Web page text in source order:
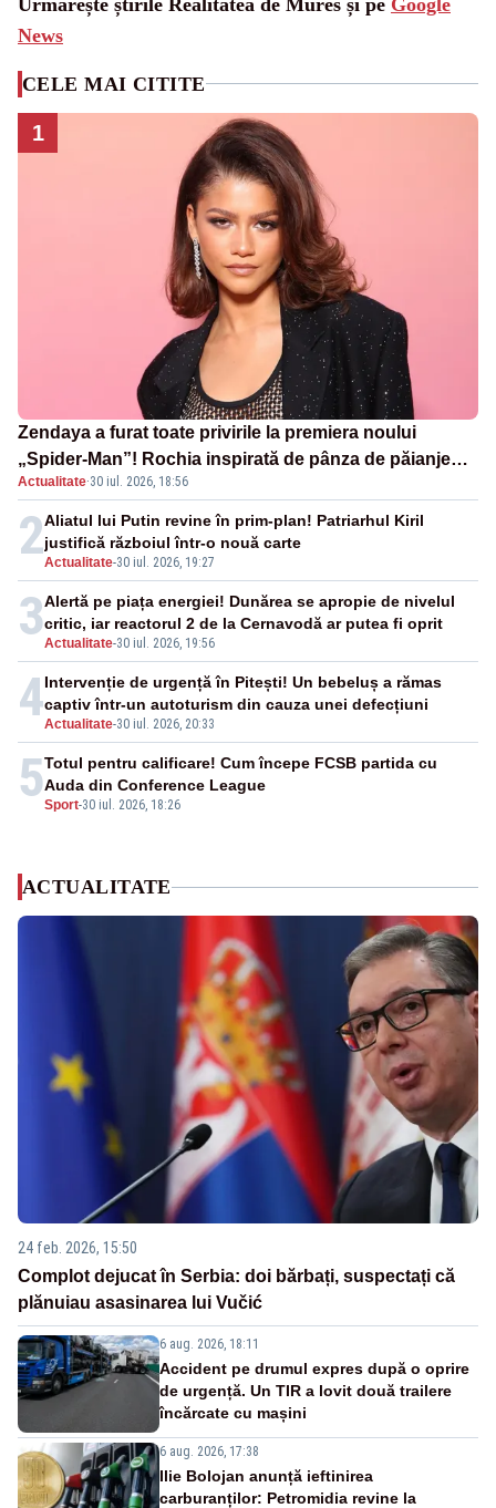
News
CELE MAI CITITE
1
Zendaya a furat toate privirile la premiera noului
„Spider-Man”! Rochia inspirată de pânza de păianjen a
făcut senzație
Actualitate·30 iul. 2026, 18:56
2Actualitate-30 iul. 2026, 19:27
Aliatul lui Putin revine în prim-plan! Patriarhul Kiril
justifică războiul într-o nouă carte
3Actualitate-30 iul. 2026, 19:56
Alertă pe piața energiei! Dunărea se apropie de nivelul
critic, iar reactorul 2 de la Cernavodă ar putea fi oprit
4Actualitate-30 iul. 2026, 20:33
Intervenție de urgență în Pitești! Un bebeluș a rămas
captiv într-un autoturism din cauza unei defecțiuni
5Sport-30 iul. 2026, 18:26
Totul pentru calificare! Cum începe FCSB partida cu
Auda din Conference League
ACTUALITATE
24 feb. 2026, 15:50
Complot dejucat în Serbia: doi bărbați, suspectați că
plănuiau asasinarea lui Vučić
6 aug. 2026, 18:11
Accident pe drumul expres după o oprire
de urgență. Un TIR a lovit două trailere
încărcate cu mașini
6 aug. 2026, 17:38
Ilie Bolojan anunță ieftinirea
carburanților: Petromidia revine la